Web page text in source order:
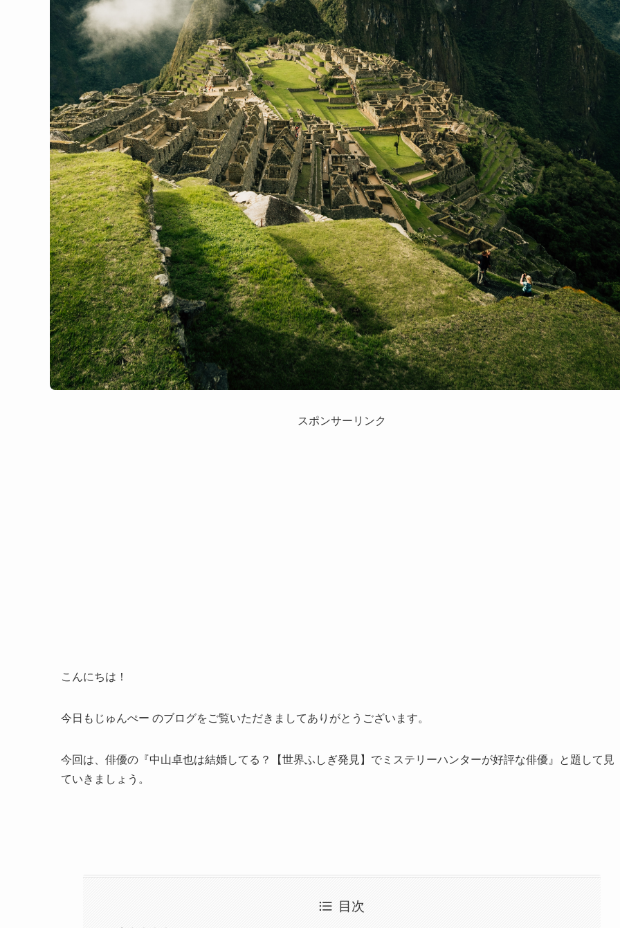
スポンサーリンク
こんにちは！
今日もじゅんぺー のブログをご覧いただきましてありがとうございます。
今回は、俳優の『中山卓也は結婚してる？【世界ふしぎ発見】でミステリーハンターが好評な俳優』と題して見
ていきましょう。
目次